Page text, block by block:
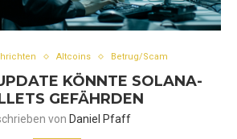
Altcoins Betrug/Scam
KÖNNTE SOLANA-
GEFÄHRDEN
von Daniel Pfaff